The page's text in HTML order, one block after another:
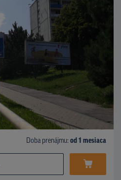
Doba prenájmu: od 1 mesiaca